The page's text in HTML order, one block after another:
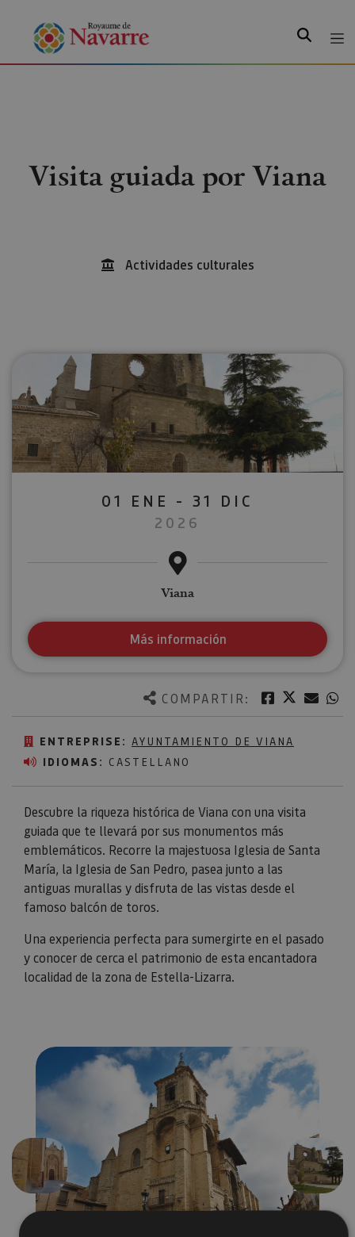
Visita guiada por Viana
Actividades culturales
COMPARTIR: Facebook
Twitter
ENTREPRISE: AYUNTAMIENTO DE VIANA
IDIOMAS: CASTELLANO
Descubre la riqueza histórica de Viana con una visita
guiada que te llevará por sus monumentos más
emblemáticos. Recorre la majestuosa Iglesia de Santa
María, la Iglesia de San Pedro, pasea junto a las
antiguas murallas y disfruta de las vistas desde el
famoso balcón de toros.
Una experiencia perfecta para sumergirte en el pasado
y conocer de cerca el patrimonio de esta encantadora
localidad de la zona de Estella-Lizarra.
01 ENE - 31 DIC
2026
Viana
Más información
Précédent Suivant